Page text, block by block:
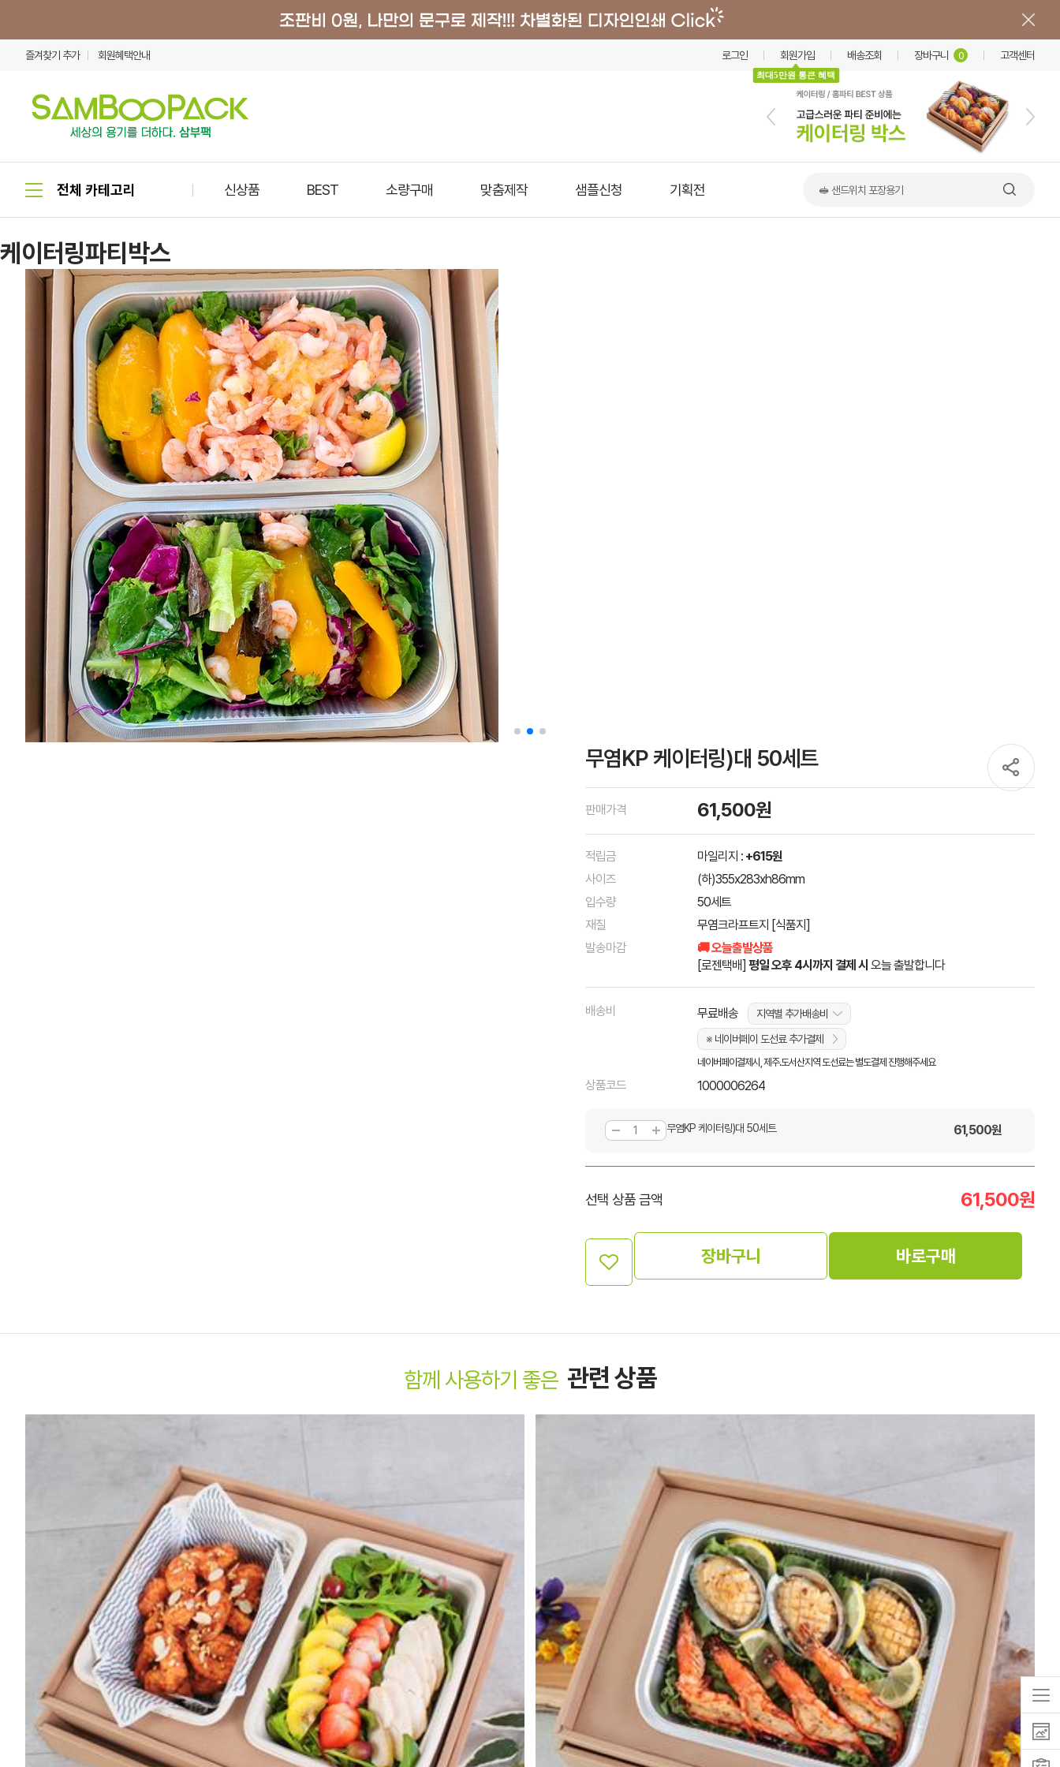
즐겨찾기 추가 회원혜택안내 로그인 회원가입
최대5만원 통큰 혜택
배송조회 장바구니 0 고객센터
신상품 BEST 소량구매 맞춤제작 샘플신청 기획전 📢 한상·옹기 출시
케이터링파티박스
무염KP 케이터링)대 50세트
판매가격 61,500원
적립금 마일리지 : +615원
사이즈
(하)355x283xh86mm
입수량
50세트
재질
무염크라프트지 [식품지]
발송마감
🚚 오늘출발상품
[로젠택배] 평일 오후 4시까지 결제 시 오늘 출발합니다
배송비 무료배송
지역별 추가배송비
※ 네이버페이 도선료 추가결제
네이버페이결제시, 제주.도서산지역 도선료는 별도결제 진행해주세요
상품코드 1000006264
무염KP 케이터링)대 50세트 61,500원
선택 상품 금액 61,500원
장바구니 바로구매
함께 사용하기 좋은 관련 상품